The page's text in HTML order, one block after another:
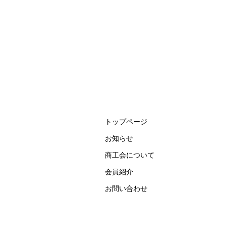
トップページ
お知らせ
商工会について
会員紹介
お問い合わせ